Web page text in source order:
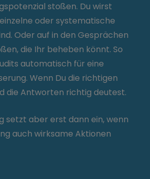
stoßen. Du wirst
oder systematische
Oder auf in den Gesprächen
die Ihr beheben könnt. So
automatisch für eine
Wenn Du die richtigen
die Antworten richtig deutest.
setzt aber erst dann ein, wenn
auch wirksame Aktionen